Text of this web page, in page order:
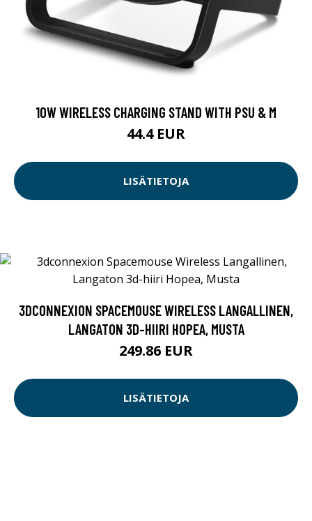
10W WIRELESS CHARGING STAND WITH PSU & M
44.4 EUR
LISÄTIETOJA
3DCONNEXION SPACEMOUSE WIRELESS LANGALLINEN,
LANGATON 3D-HIIRI HOPEA, MUSTA
249.86 EUR
LISÄTIETOJA